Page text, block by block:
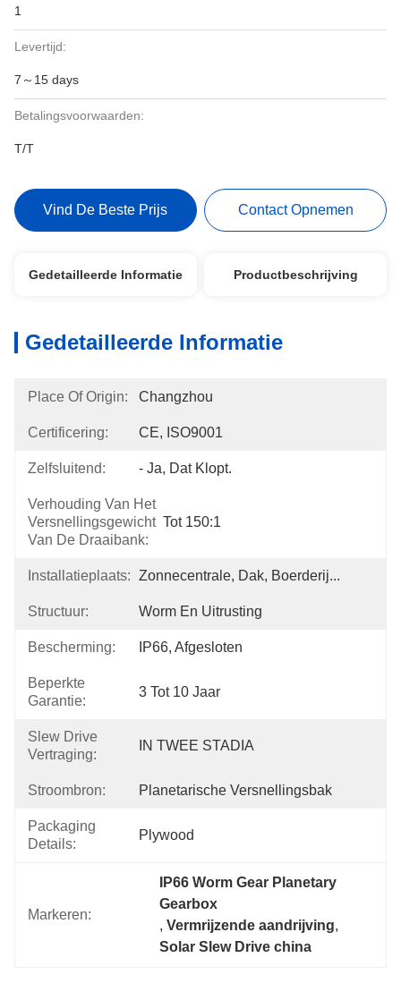
1
Levertijd:
7～15 days
Betalingsvoorwaarden:
T/T
Vind De Beste Prijs Contact Opnemen
Gedetailleerde Informatie Productbeschrijving
Gedetailleerde Informatie
Place Of Origin: Changzhou
Certificering: CE, ISO9001
Zelfsluitend: - Ja, Dat Klopt.
Verhouding Van Het
Versnellingsgewicht
Van De Draaibank:
Tot 150:1
Installatieplaats: Zonnecentrale, Dak, Boerderij...
Structuur: Worm En Uitrusting
Bescherming: IP66, Afgesloten
Beperkte
Garantie:
3 Tot 10 Jaar
Slew Drive
Vertraging:
IN TWEE STADIA
Stroombron: Planetarische Versnellingsbak
Packaging
Details:
Plywood
Markeren:
IP66 Worm Gear Planetary
Gearbox
, Vermrijzende aandrijving,
Solar Slew Drive china